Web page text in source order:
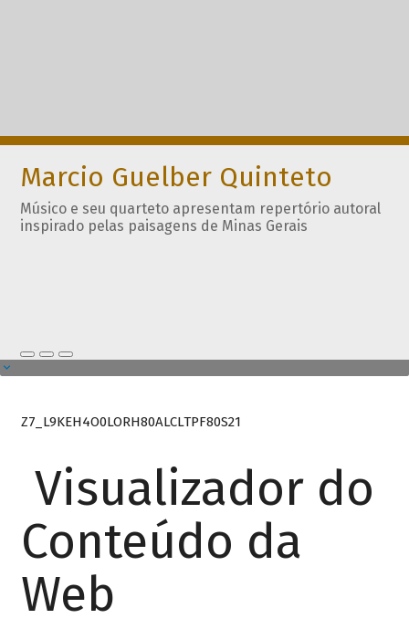
Marcio Guelber Quinteto
Músico e seu quarteto apresentam repertório autoral
inspirado pelas paisagens de Minas Gerais
Z7_L9KEH4O0LORH80ALCLTPF80S21
Visualizador do
Conteúdo da
Web